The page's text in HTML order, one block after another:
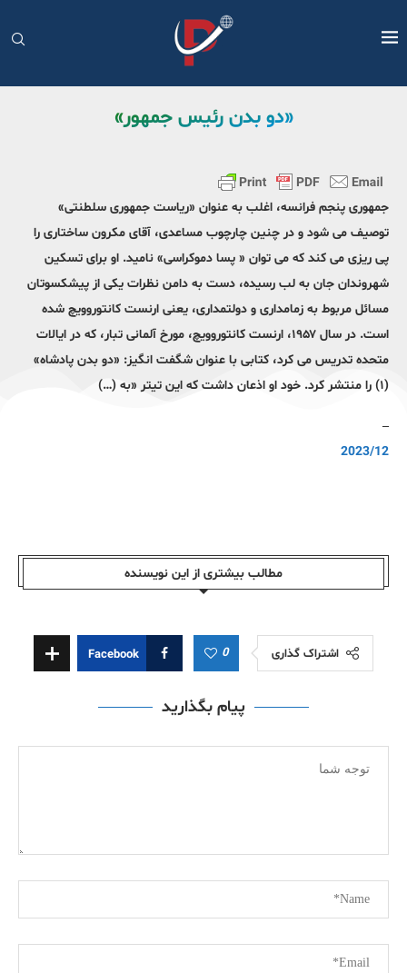
«دو بدن رئیس جمهور»
جمهوری پنجم فرانسه، اغلب به عنوان «ریاست جمهوری سلطنتی»
توصیف می شود و در چنین چارچوب مساعدی، آقای مکرون ساختاری را
پی ریزی می کند که می توان « پسا دموکراسی» نامید. او برای تسکین
شهروندان جان به لب رسیده، دست به دامن نظرات یکی از پیشکسوتان
مسائل مربوط به زمامداری و دولتمداری، یعنی ارنست کانتوروویچ شده
است. در سال ۱۹۵۷، ارنست کانتوروویچ، مورخ آلمانی تبار، که در ایالات
متحده تدریس می کرد، کتابی با عنوان شگفت انگیز: «دو بدن پادشاه»
(۱) را منتشر کرد. خود او اذعان داشت که این تیتر «به (…)
–
2023/12
مطالب بیشتری از این نویسندە
اشتراک گذاری 0
Facebook
پیام بگذارید